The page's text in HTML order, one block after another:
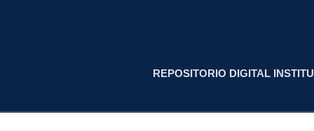
REPOSITORIO DIGITAL